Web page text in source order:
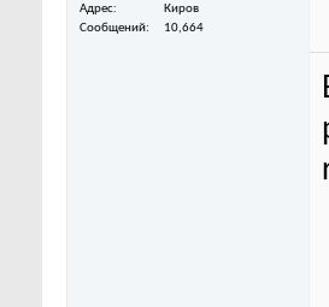
Адрес
Киров
Сообщений
10,664